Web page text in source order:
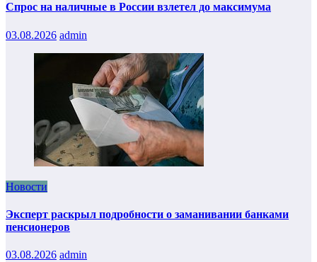
Спрос на наличные в России взлетел до максимума
03.08.2026 admin
Новости
Эксперт раскрыл подробности о заманивании банками
пенсионеров
03.08.2026 admin